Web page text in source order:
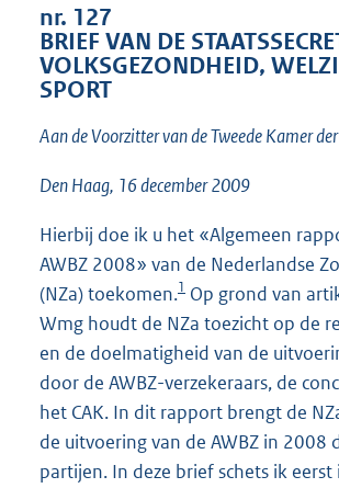
t
t
e
1
nr. 127
BRIEF VAN DE
VOLKSGEZONDHEID,
SPORT
Aan de Voorzitter van de Tweede Kamer
Den Haag, 16 december 2009
Hierbij doe ik u het «Algemeen
AWBZ 2008» van de Nederlandse
(NZa) toekomen.1 Op grond van
Wmg houdt de NZa toezicht op de
en de doelmatigheid van de
door de AWBZ-verzekeraars, de
het CAK. In dit rapport brengt de
de uitvoering van de AWBZ in 2008
partijen. In deze brief schets ik